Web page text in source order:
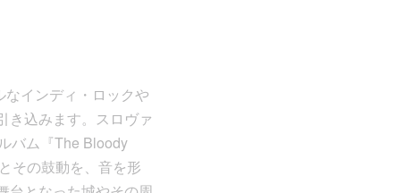
インディ・ロックや
き込みます。スロヴァ
バム『The Bloody
その鼓動を、音を形